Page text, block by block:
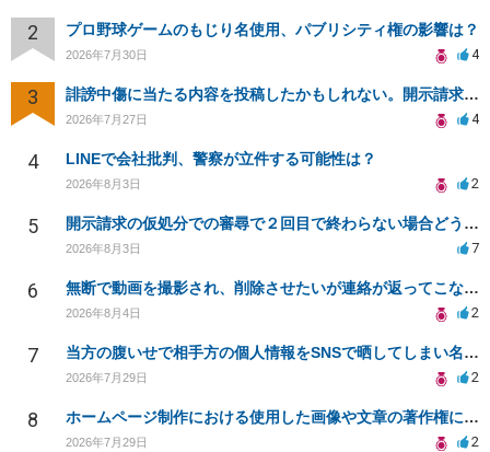
2 プロ野球ゲームのもじり名使用、パブリシティ権の影響は？
2026年7月30日 4
3 誹謗中傷に当たる内容を投稿したかもしれない。開示請求や民事刑事裁判に発展しうるのか教えて欲しい。
2026年7月27日 4
4 LINEで会社批判、警察が立件する可能性は？
2026年8月3日 2
5 開示請求の仮処分での審尋で２回目で終わらない場合どうしたらいいですか
2026年8月3日 7
6 無断で動画を撮影され、削除させたいが連絡が返ってこない。
2026年8月4日 2
7 当方の腹いせで相手方の個人情報をSNSで晒してしまい名誉毀損させてしまったかもしれない
2026年7月29日 2
8 ホームページ制作における使用した画像や文章の著作権について
2026年7月29日 2